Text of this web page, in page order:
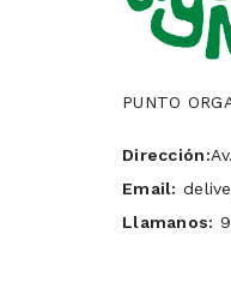
PUNTO
Dirección:
Email:
Llamanos: